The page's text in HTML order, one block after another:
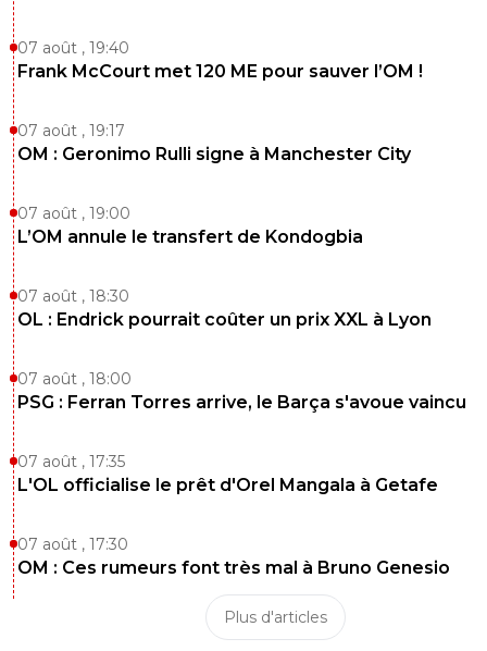
07 août , 19:40
Frank McCourt met 120 ME pour sauver l’OM !
07 août , 19:17
OM : Geronimo Rulli signe à Manchester City
07 août , 19:00
L’OM annule le transfert de Kondogbia
07 août , 18:30
OL : Endrick pourrait coûter un prix XXL à Lyon
07 août , 18:00
PSG : Ferran Torres arrive, le Barça s'avoue vaincu
07 août , 17:35
L'OL officialise le prêt d'Orel Mangala à Getafe
07 août , 17:30
OM : Ces rumeurs font très mal à Bruno Genesio
Plus d'articles